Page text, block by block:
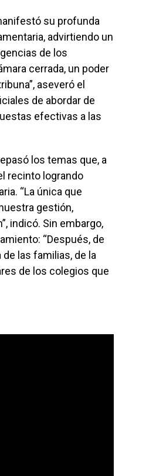
su profunda
advirtiendo un
de los
cerrada, un poder
aseveró el
de abordar de
efectivas a las
los temas que, a
recinto logrando
“La única que
gestión,
indicó. Sin embargo,
“Después, de
las familias, de la
de los colegios que